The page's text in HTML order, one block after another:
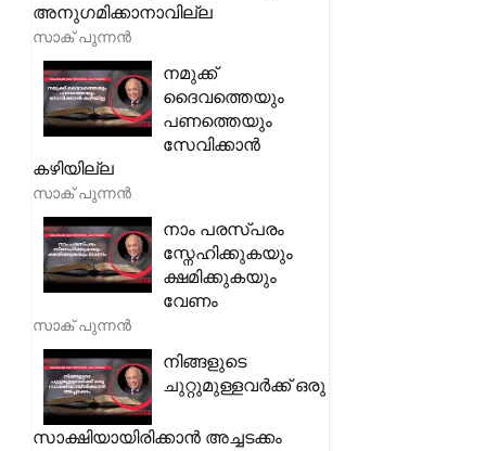
അനുഗമിക്കാനാവില്ല
സാക് പുന്നൻ
നമുക്ക്
ദൈവത്തെയും
പണത്തെയും
സേവിക്കാൻ
കഴിയില്ല
സാക് പുന്നൻ
നാം പരസ്പരം
സ്നേഹിക്കുകയും
ക്ഷമിക്കുകയും
വേണം
സാക് പുന്നൻ
നിങ്ങളുടെ
ചുറ്റുമുള്ളവർക്ക് ഒരു
സാക്ഷിയായിരിക്കാൻ അച്ചടക്കം